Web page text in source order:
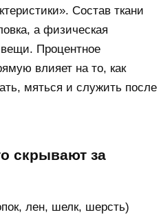
Состав ткани
а физическая
Процентное
влияет на то, как
мяться и служить после
скрывают за
лен, шелк, шерсть)